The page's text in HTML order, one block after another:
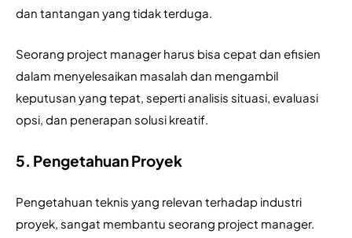
dan tantangan yang tidak terduga.
Seorang project manager harus bisa cepat dan efisien
dalam menyelesaikan masalah dan mengambil
keputusan yang tepat, seperti analisis situasi, evaluasi
opsi, dan penerapan solusi kreatif.
5. Pengetahuan Proyek
Pengetahuan teknis yang relevan terhadap industri
proyek, sangat membantu seorang project manager.